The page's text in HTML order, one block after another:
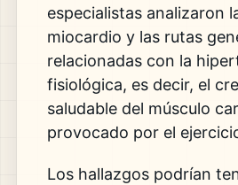
especialistas analizaron
miocardio y las rutas
relacionadas con la
fisiológica, es decir, el
saludable del músculo
provocado por el
Los hallazgos podrían